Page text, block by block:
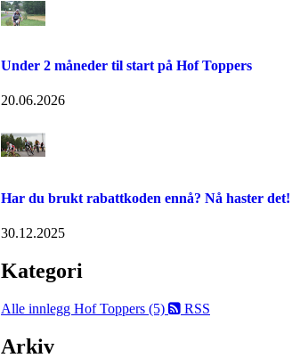
Under 2 måneder til start på Hof Toppers
20.06.2026
Har du brukt rabattkoden ennå? Nå haster det!
30.12.2025
Kategori
Alle innlegg Hof Toppers (5) RSS
Arkiv